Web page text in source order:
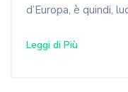
d’Europa, è quindi,
Leggi di Più